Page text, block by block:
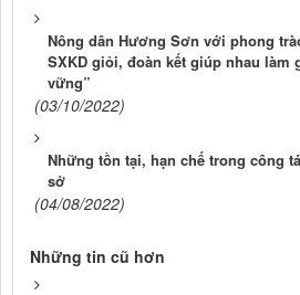
Nông dân Hương Sơn với phong
SXKD giỏi, đoàn kết giúp nhau làm
vững”
(03/10/2022)
Những tồn tại, hạn chế trong công
sở
(04/08/2022)
Những tin cũ hơn